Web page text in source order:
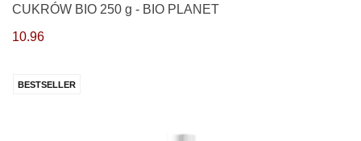
CUKRÓW BIO 250 g - BIO PLANET
10.96
BESTSELLER